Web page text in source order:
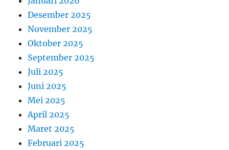
Desember 2025
November 2025
Oktober 2025
September 2025
Juli 2025
Juni 2025
Mei 2025
April 2025
Maret 2025
Februari 2025